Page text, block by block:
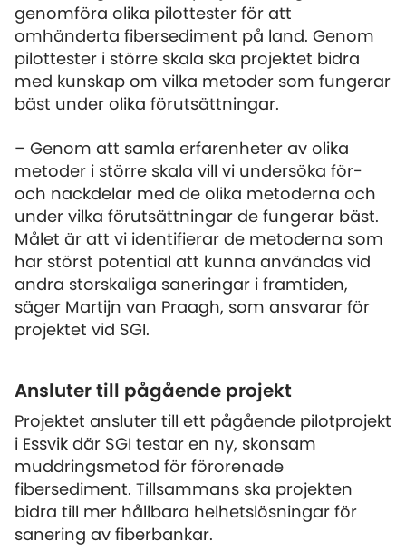
genomföra olika pilottester för att
omhänderta fibersediment på land. Genom
pilottester i större skala ska projektet bidra
med kunskap om vilka metoder som fungerar
bäst under olika förutsättningar.
– Genom att samla erfarenheter av olika
metoder i större skala vill vi undersöka för-
och nackdelar med de olika metoderna och
under vilka förutsättningar de fungerar bäst.
Målet är att vi identifierar de metoderna som
har störst potential att kunna användas vid
andra storskaliga saneringar i framtiden,
säger Martijn van Praagh, som ansvarar för
projektet vid SGI.
Ansluter till pågående projekt
Projektet ansluter till ett pågående pilotprojekt
i Essvik där SGI testar en ny, skonsam
muddringsmetod för förorenade
fibersediment. Tillsammans ska projekten
bidra till mer hållbara helhetslösningar för
sanering av fiberbankar.